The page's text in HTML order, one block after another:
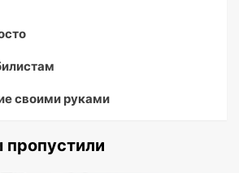
своими руками